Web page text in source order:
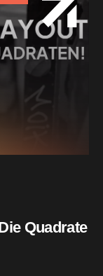
Quadrate